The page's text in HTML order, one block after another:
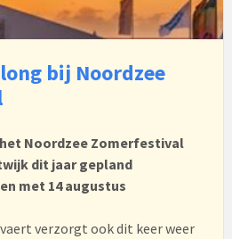
bij Noordzee
Noordzee Zomerfestival
dit jaar gepland
met 14 augustus
verzorgt ook dit keer weer